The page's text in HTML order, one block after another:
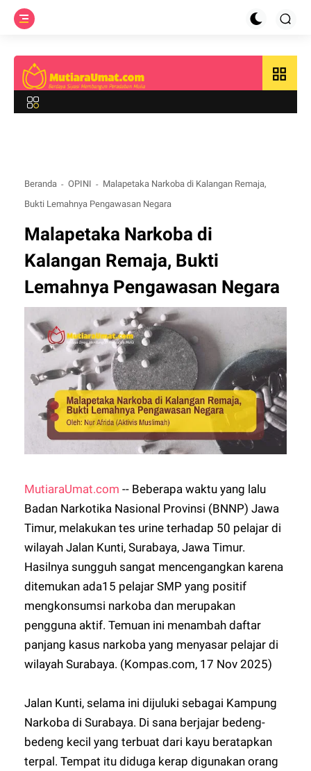
grid_view
Beranda OPINI
Malapetaka Narkoba di Kalangan Remaja,
Bukti Lemahnya Pengawasan Negara
Malapetaka Narkoba di
Kalangan Remaja, Bukti
Lemahnya Pengawasan Negara
MutiaraUmat.com -- Beberapa waktu yang lalu
Badan Narkotika Nasional Provinsi (BNNP) Jawa
Timur, melakukan tes urine terhadap 50 pelajar di
wilayah Jalan Kunti, Surabaya, Jawa Timur.
Hasilnya sungguh sangat mencengangkan karena
ditemukan ada15 pelajar SMP yang positif
mengkonsumsi narkoba dan merupakan
pengguna aktif. Temuan ini menambah daftar
panjang kasus narkoba yang menyasar pelajar di
wilayah Surabaya. (Kompas.com, 17 Nov 2025)
Jalan Kunti, selama ini dijuluki sebagai Kampung
Narkoba di Surabaya. Di sana berjajar bedeng-
bedeng kecil yang terbuat dari kayu beratapkan
terpal. Tempat itu diduga kerap digunakan orang